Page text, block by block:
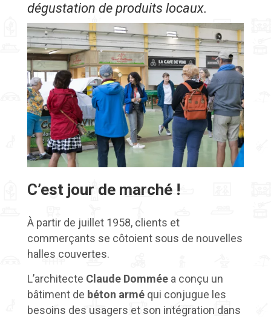
dégustation de produits locaux.
C’est jour de marché !
À partir de juillet 1958, clients et
commerçants se côtoient sous de nouvelles
halles couvertes.
L’architecte Claude Dommée a conçu un
bâtiment de béton armé qui conjugue les
besoins des usagers et son intégration dans